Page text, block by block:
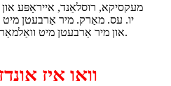
יו. עס. מאַרק. מיר אַרבעטן מיט
Brazil, און מיר אַרבעטן מיט וואַלמאַרט אין מעקסיקא.
וואו איז